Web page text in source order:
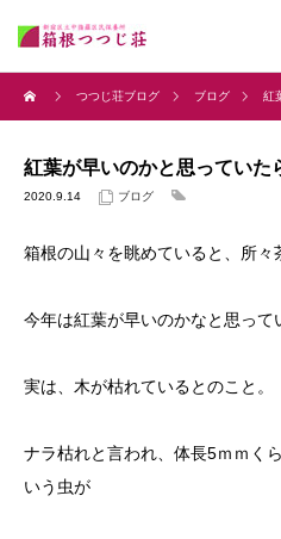
つつじ荘ブログ ブログ 紅
紅葉が早いのかと思っていた
2020.9.14 ブログ
箱根の山々を眺めていると、所々
今年は紅葉が早いのかなと思って
実は、木が枯れているとのこと。
ナラ枯れと言われ、体長5ｍｍく
いう虫が